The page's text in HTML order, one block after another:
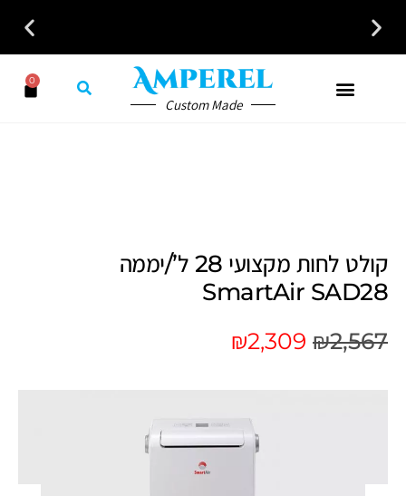
Custom Made
0
קולט לחות מקצועי 28 ל’/יממה
SmartAir SAD28
₪2,567
₪2,309